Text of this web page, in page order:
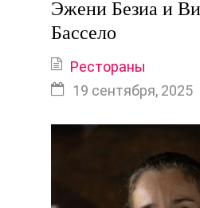
Эжени Безиа и
Бассело
Рестораны
19 сентября, 2025